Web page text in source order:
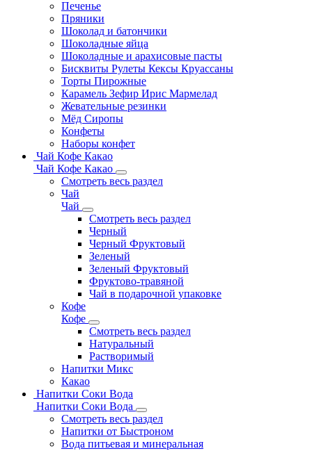
Печенье
Пряники
Шоколад и батончики
Шоколадные яйца
Шоколадные и арахисовые пасты
Бисквиты Рулеты Кексы Круассаны
Торты Пирожные
Карамель Зефир Ирис Мармелад
Жевательные резинки
Мёд Сиропы
Конфеты
Наборы конфет
Чай Кофе Какао
Чай Кофе Какао
Смотреть весь раздел
Чай
Чай
Смотреть весь раздел
Черный
Черный Фруктовый
Зеленый
Зеленый Фруктовый
Фруктово-травяной
Чай в подарочной упаковке
Кофе
Кофе
Смотреть весь раздел
Натуральный
Растворимый
Напитки Микс
Какао
Напитки Соки Вода
Напитки Соки Вода
Смотреть весь раздел
Напитки от Быстроном
Вода питьевая и минеральная